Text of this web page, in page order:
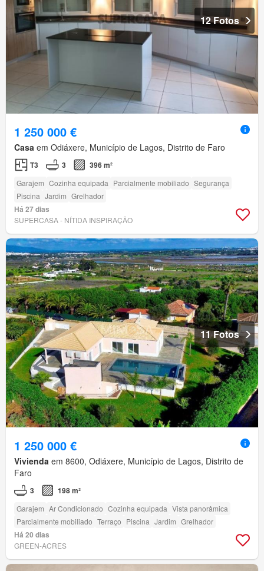
12 Fotos
1 250 000 €
Casa em Odiáxere, Município de Lagos, Distrito de Faro
T3 3 396 m²
Garajem Cozinha equipada Parcialmente mobiliado Segurança
Piscina Jardim Grelhador
Há 27 dias
SUPERCASA - NÍTIDA INSPIRAÇÃO
11 Fotos
1 250 000 €
Vivienda em 8600, Odiáxere, Município de Lagos, Distrito de
Faro
3 198 m²
Garajem Ar Condicionado Cozinha equipada Vista panorâmica
Parcialmente mobiliado Terraço Piscina Jardim Grelhador
Há 20 dias
GREEN-ACRES